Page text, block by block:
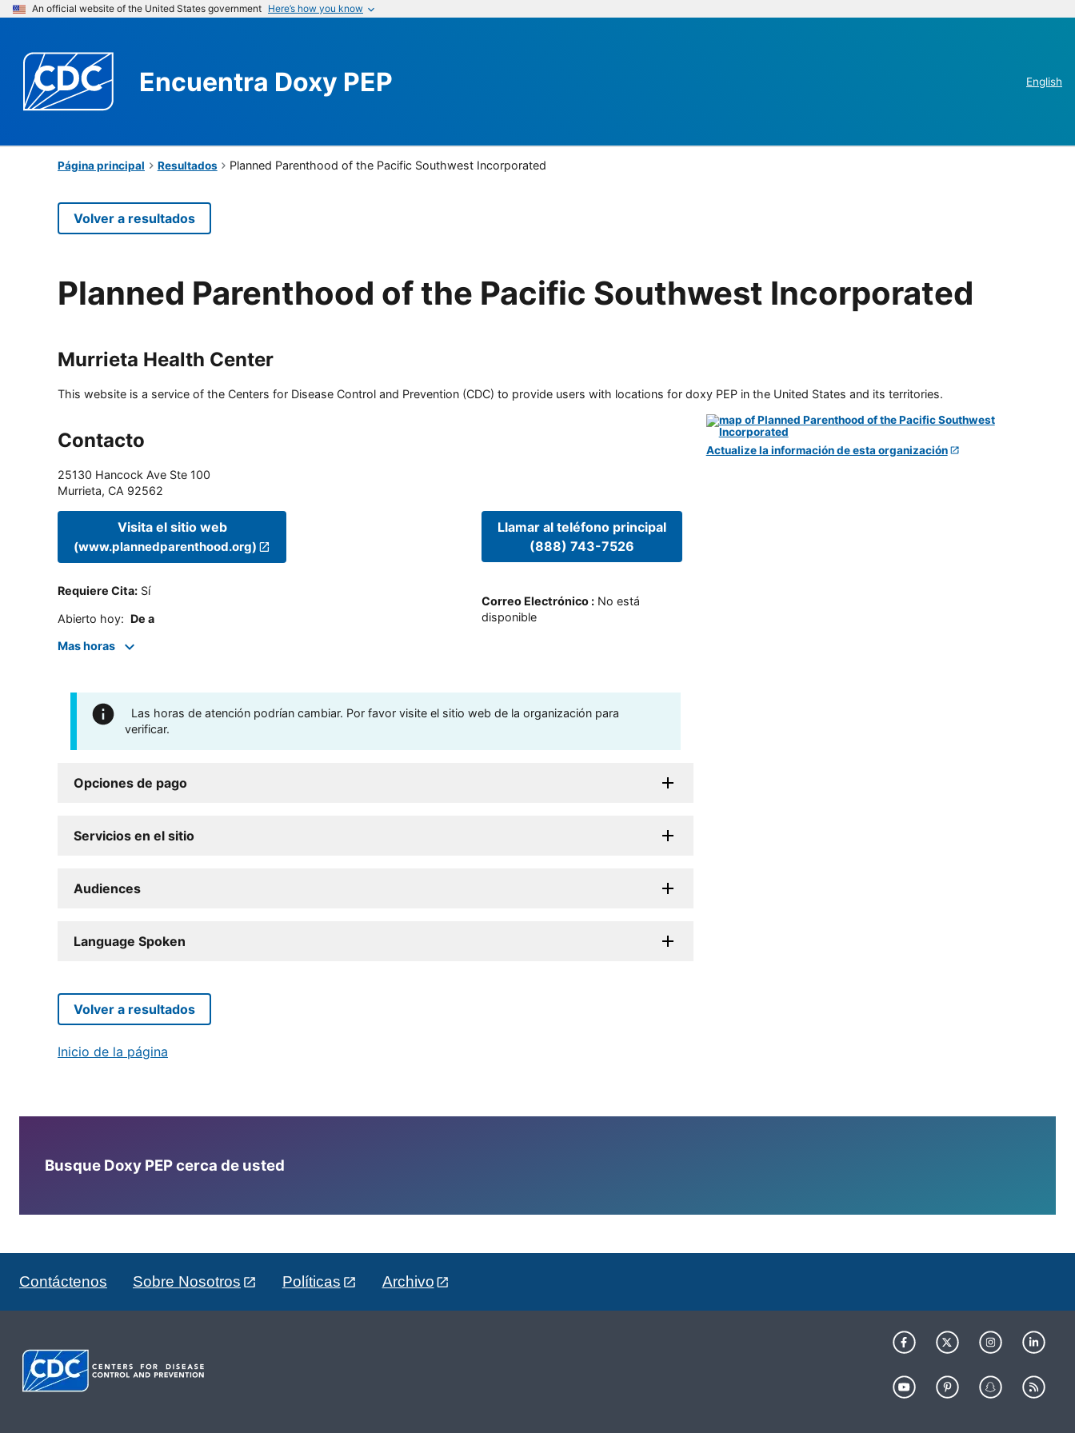
An official website of the United States government Here’s how you know
Encuentra Doxy PEP English
Página principal Resultados Planned Parenthood of the Pacific Southwest Incorporated
Volver a resultados
Planned Parenthood of the Pacific Southwest Incorporated
Murrieta Health Center
This website is a service of the Centers for Disease Control and Prevention (CDC) to provide users with locations for doxy PEP in the United States and its territories.
Contacto
25130 Hancock Ave Ste 100
Murrieta, CA 92562
Visita el sitio web
(www.plannedparenthood.org)
Requiere Cita: Sí
Abierto hoy: De a
Mas horas
Llamar al teléfono principal
(888) 743-7526
Correo Electrónico: No está
disponible
Las horas de atención podrían cambiar. Por favor visite el sitio web de la organización para
verificar.
Opciones de pago
Servicios en el sitio
Audiences
Language Spoken
Actualize la información de esta organización
Volver a resultados
Inicio de la página
Busque Doxy PEP cerca de usted
Contáctenos Sobre Nosotros Políticas Archivo